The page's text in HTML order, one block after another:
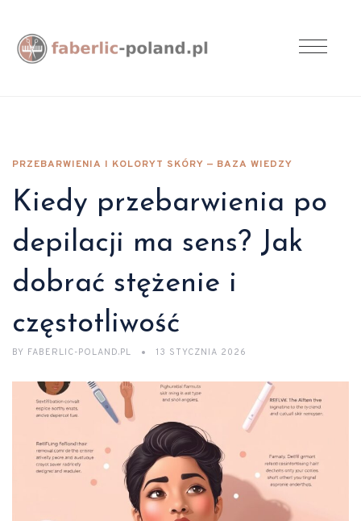
PRZEBARWIENIA I KOLORYT SKÓRY — BAZA WIEDZY
Kiedy przebarwienia po
depilacji ma sens? Jak
dobrać stężenie i
częstotliwość
BY FABERLIC-POLAND.PL 13 STYCZNIA 2026